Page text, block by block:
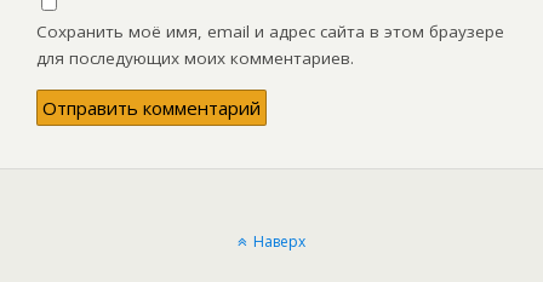
Сохранить моё имя, email и адрес сайта в этом браузере
для последующих моих комментариев.
Наверх